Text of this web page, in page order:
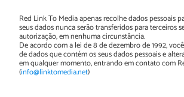
Red Link To Media apenas recolhe dados pessoais
seus dados nunca serão transferidos para terceiros
autorização, em nenhuma circunstância.
De acordo com a lei de 8 de dezembro de 1992,
de dados que contém os seus dados pessoais e
em qualquer momento, entrando em contato com
(info@linktomedia.net)